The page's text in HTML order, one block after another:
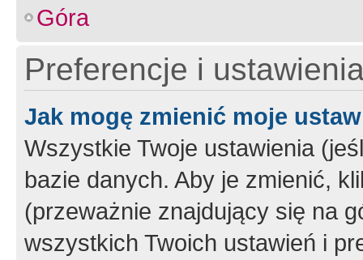
Góra
Preferencje i
Jak mogę zmienić moje
Wszystkie Twoje ustawienia
bazie danych. Aby je zmienić,
(przeważnie znajdujący się na
wszystkich Twoich ustawień i